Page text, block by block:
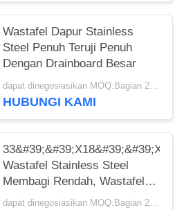
Wastafel Dapur Stainless
Steel Penuh Teruji Penuh
Dengan Drainboard Besar
dapat dinegosiasikan MOQ:Bagian 20/potongan
HUBUNGI KAMI
33&#39;&#39;X18&#39;&#39;X10
Wastafel Stainless Steel
Membagi Rendah, Wastafel
Dapur Mangkuk Ganda Tahandapat dinegosiasikan MOQ:Bagian 20/potongan